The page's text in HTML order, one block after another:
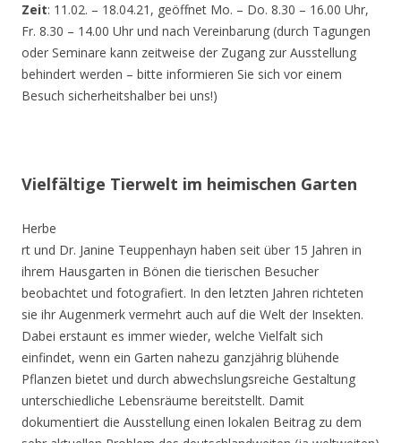
Zeit: 11.02. – 18.04.21, geöffnet Mo. – Do. 8.30 – 16.00 Uhr,
Fr. 8.30 – 14.00 Uhr und nach Vereinbarung (durch Tagungen
oder Seminare kann zeitweise der Zugang zur Ausstellung
behindert werden – bitte informieren Sie sich vor einem
Besuch sicherheitshalber bei uns!)
Vielfältige Tierwelt im heimischen Garten
Herbe
rt und Dr. Janine Teuppenhayn haben seit über 15 Jahren in
ihrem Hausgarten in Bönen die tierischen Besucher
beobachtet und fotografiert. In den letzten Jahren richteten
sie ihr Augenmerk vermehrt auch auf die Welt der Insekten.
Dabei erstaunt es immer wieder, welche Vielfalt sich
einfindet, wenn ein Garten nahezu ganzjährig blühende
Pflanzen bietet und durch abwechslungsreiche Gestaltung
unterschiedliche Lebensräume bereitstellt. Damit
dokumentiert die Ausstellung einen lokalen Beitrag zu dem